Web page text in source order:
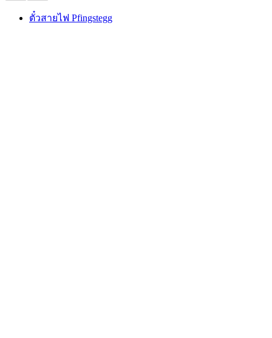
ตั๋วสายไฟ Pfingstegg